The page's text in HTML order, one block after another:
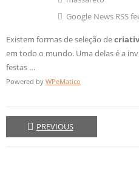
Google News RSS
Existem formas de seleção de
em todo o mundo. Uma delas é a
festas …
Powered by WPeMatico
PREVIOUS